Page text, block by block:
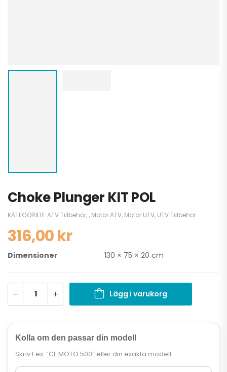
Choke Plunger KIT POL
KATEGORIER: ATV Tillbehör,, Motor ATV, Motor UTV, UTV Tillbehör
316,00kr
Dimensioner 130 × 75 × 20 cm
Lägg i varukorg
Kolla om den passar din modell
Skriv t.ex. “CF MOTO 500” eller din exakta modell.